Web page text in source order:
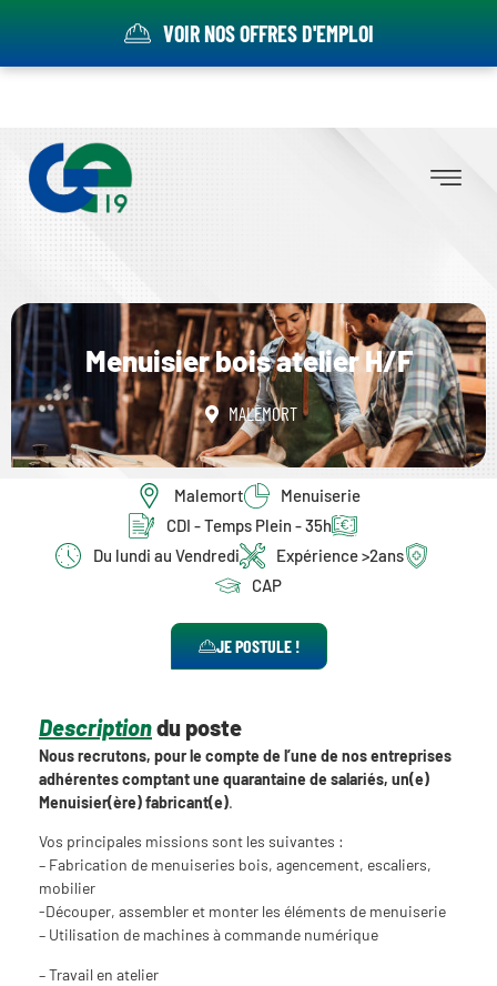
VOIR NOS OFFRES D'EMPLOI
Menuisier bois atelier H/F
MALEMORT
Malemort
Menuiserie
CDI - Temps Plein - 35h
Du lundi au Vendredi
Expérience >2ans
CAP
JE POSTULE !
Descriptiondu poste
Nous recrutons, pour le compte de l’une de nos entreprises
adhérentes comptant une quarantaine de salariés, un(e)
Menuisier(ère) fabricant(e).
Vos principales missions sont les suivantes :
– Fabrication de menuiseries bois, agencement, escaliers,
mobilier
-Découper, assembler et monter les éléments de menuiserie
– Utilisation de machines à commande numérique
– Travail en atelier